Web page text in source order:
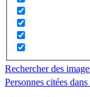
Rechercher des
Personnes citées